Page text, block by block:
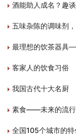
酒能助人成名？趣
五味杂陈的调味剂
最理想的饮茶器具
客家人的饮食习俗
我国古代十大名厨
素食——未来的流行
全国105个城市的特